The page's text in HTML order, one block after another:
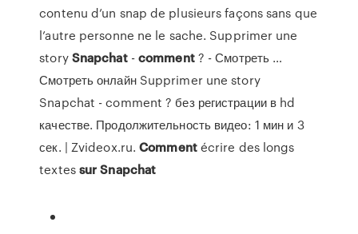
contenu d’un snap de plusieurs façons sans que
l’autre personne ne le sache. Supprimer une
storySnapchat-comment? - Смотреть …
Смотреть онлайн Supprimer une story
Snapchat - comment ? без регистрации в hd
качестве. Продолжительность видео: 1 мин и 3
сек. | Zvideox.ru.Commentécrire des longs
textessur Snapchat